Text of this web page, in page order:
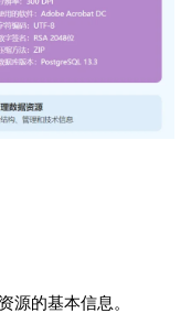
源的基本信息。